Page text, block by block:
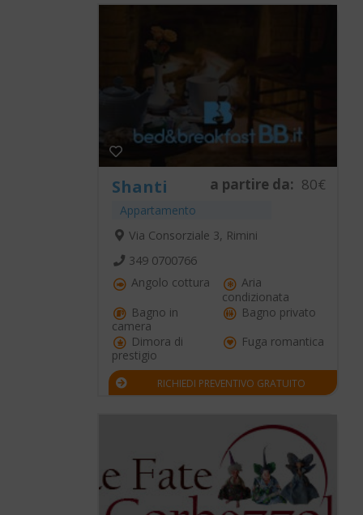
Shanti
Appartamento
a partire da: 80€
Via Consorziale 3, Rimini
349 0700766
Angolo cottura
Aria
condizionata
Bagno in
camera
Bagno privato
Dimora di
prestigio
Fuga romantica
RICHIEDI PREVENTIVO GRATUITO